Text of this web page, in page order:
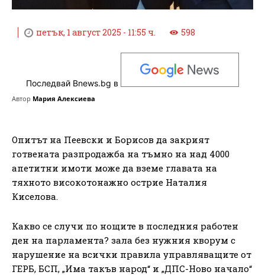
петък, 1 август 2025 - 11:55 ч. 598
Последвай Bnews.bg в
Автор Мария Алексиева
Опитът на Пеевски и Борисов да закрият
готвената разпродажба на тъмно на над 4000
апетитни имоти може да вземе главата на
тяхното високотонажно острие Наталия
Киселова.
Какво се случи по нощите в последния работен
ден на парламента? зала без нужния кворум с
нарушение на всички правила управляващите от
ГЕРБ, БСП, „Има такъв народ“ и „ДПС-Ново начало“